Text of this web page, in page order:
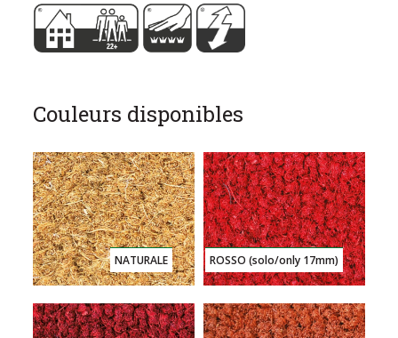
Couleurs disponibles
NATURALE ROSSO (solo/only 17mm)